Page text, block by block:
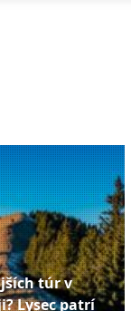
túr v
Lysec patrí